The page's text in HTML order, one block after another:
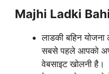
Majhi Ladki
लाडकी बहिन
सबसे पहले आपको
वेबसाइट खोलनी है।